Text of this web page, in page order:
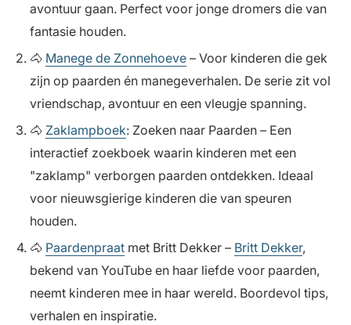
avontuur gaan. Perfect voor jonge dromers die van
fantasie houden.
🐴 Manege de Zonnehoeve – Voor kinderen die gek
zijn op paarden én manegeverhalen. De serie zit vol
vriendschap, avontuur en een vleugje spanning.
🐴 Zaklampboek: Zoeken naar Paarden – Een
interactief zoekboek waarin kinderen met een
"zaklamp" verborgen paarden ontdekken. Ideaal
voor nieuwsgierige kinderen die van speuren
houden.
🐴 Paardenpraat met Britt Dekker – Britt Dekker,
bekend van YouTube en haar liefde voor paarden,
neemt kinderen mee in haar wereld. Boordevol tips,
verhalen en inspiratie.